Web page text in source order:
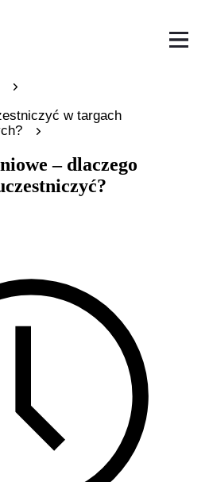
w targach
– dlaczego